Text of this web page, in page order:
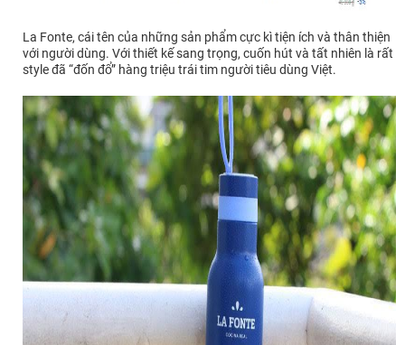
La Fonte, cái tên của những sản phẩm cực kì tiện ích và thân thiện
với người dùng. Với thiết kế sang trọng, cuốn hút và tất nhiên là rất
style đã “đốn đổ” hàng triệu trái tim người tiêu dùng Việt.